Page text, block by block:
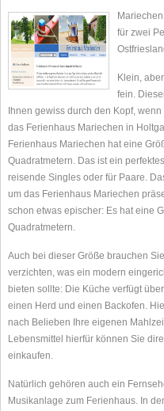
für zwei
Klein,
fein.
Ihnen gewiss durch den Kopf,
das Ferienhaus Mariechen in
Ferienhaus Mariechen hat eine
Quadratmetern. Das ist ein
reisende Singles oder für Paare.
um das Ferienhaus Mariechen
schon etwas epischer: Es hat eine
Quadratmetern.
Auch bei dieser Größe brauchen
verzichten, was ein modern
bieten sollte: Die Küche verfügt
einen Herd und einen Backofen.
nach Belieben Ihre eigenen
Lebensmittel hierfür können Sie
einkaufen.
Natürlich gehören auch ein
Musikanlage zum Ferienhaus. In